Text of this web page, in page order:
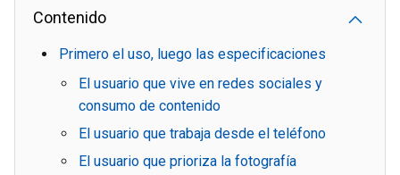
Contenido
Primero el uso, luego las especificaciones
El usuario que vive en redes sociales y
consumo de contenido
El usuario que trabaja desde el teléfono
El usuario que prioriza la fotografía